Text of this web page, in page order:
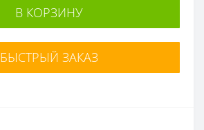
В КОРЗИНУ
БЫСТРЫЙ ЗАКАЗ